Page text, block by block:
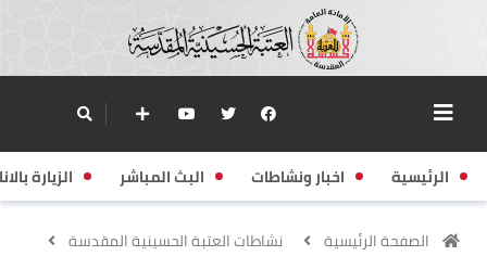
الرئيسية اخبار ونشاطات البث المباشر الزيارة
الصفحة الرئيسية نشاطات العتبة الحسينية المقدسة